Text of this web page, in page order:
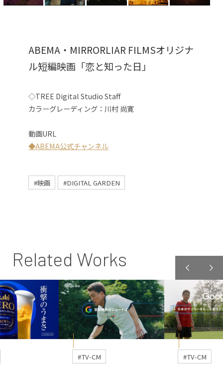
ABEMA・MIRRORLIAR FILMSオリジナ
ル短編映画「恋と知った日」
◇TREE Digital Studio Staff
カラーグレーディング：川村 尚寛
動画URL
◆ABEMA公式チャンネル
#映画 #DIGITAL GARDEN
Related Works
#TV-CM
#TV-CM